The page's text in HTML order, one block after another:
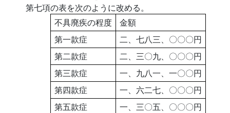
第七項の表を次のように改める。
不具廃疾の程度
金額
第一款症
二、七八三、〇〇〇円
第二款症
二、三〇九、〇〇〇円
第三款症
一、九八一、一〇〇円
第四款症
一、六二七、〇〇〇円
第五款症
一、三〇五、〇〇〇円